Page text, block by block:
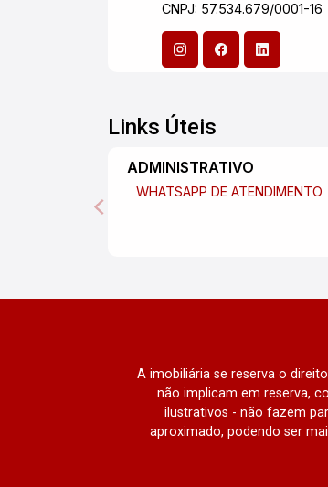
CNPJ: 57.534.679/0001-16
Links Úteis
ADMINISTRATIVO
WHATSAPP DE ATENDIMENTO
A imobiliária se reserva o
não implicam em reserva,
ilustrativos - não fazem
aproximado, podendo ser